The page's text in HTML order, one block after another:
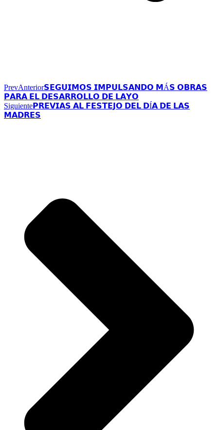
PrevAnterior𝗦𝗘𝗚𝗨𝗜𝗠𝗢𝗦 𝗜𝗠𝗣𝗨𝗟𝗦𝗔𝗡𝗗𝗢 𝗠Á𝗦 𝗢𝗕𝗥𝗔𝗦
𝗣𝗔𝗥𝗔 𝗘𝗟 𝗗𝗘𝗦𝗔𝗥𝗥𝗢𝗟𝗟𝗢 𝗗𝗘 𝗟𝗔𝗬𝗢
Siguiente 𝗣𝗥𝗘𝗩𝗜𝗔𝗦 𝗔𝗟 𝗙𝗘𝗦𝗧𝗘𝗝𝗢 𝗗𝗘𝗟 𝗗Í𝗔 𝗗𝗘 𝗟𝗔𝗦
𝗠𝗔𝗗𝗥𝗘𝗦